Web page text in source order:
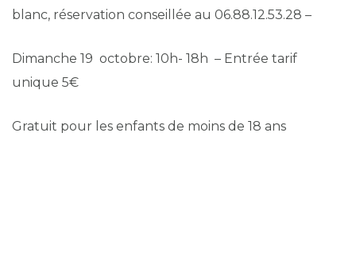
blanc, réservation conseillée au 06.88.12.53.28 –
Dimanche 19 octobre: 10h- 18h – Entrée tarif
unique 5€
Gratuit pour les enfants de moins de 18 ans